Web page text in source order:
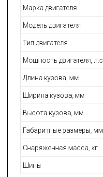
Марка двигателя
Модель двигателя
Тип двигателя
Мощность двигателя, л.с.
Длина кузова, мм
Ширина кузова, мм
Высота кузова, мм
Габаритные размеры, мм
Снаряженная масса, кг
Шины